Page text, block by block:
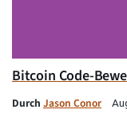
Bitcoin Code-
Durch Jason Conor